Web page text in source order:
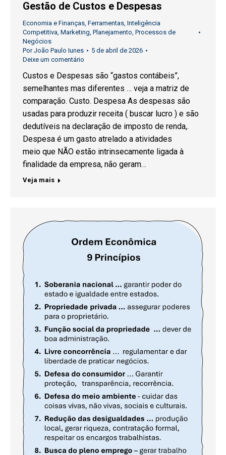
Gestão de Custos e Despesas
Economia e Finanças, Ferramentas, Inteligência
Competitiva, Marketing, Planejamento, Processos de
Negócios
PorJoão Paulo Iunes
5 de abril de 2026
Deixe um comentário
Custos e Despesas são “gastos contábeis”,
semelhantes mas diferentes … veja a matriz de
comparação. Custo. Despesa As despesas são
usadas para produzir receita ( buscar lucro ) e são
dedutíveis na declaração de imposto de renda,.
Despesa é um gasto atrelado a atividades
meio que NÃO estão intrinsecamente ligada à
finalidade da empresa, não geram…
Veja mais